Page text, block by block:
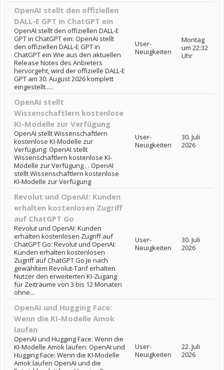
OpenAI stellt den offiziellen
DALL-E GPT in ChatGPT ein
OpenAI stellt den offiziellen DALL-E
GPT in ChatGPT ein: OpenAI stellt
den offiziellen DALL-E GPT in
ChatGPT ein Wie aus den aktuellen
Release Notes des Anbieters
hervorgeht, wird der offizielle DALL-E
GPT am 30. August 2026 komplett
eingestellt.....
User-
Neuigkeiten
Montag
um 22:32
Uhr
OpenAI stellt
Wissenschaftlern kostenlose
KI-Modelle zur Verfügung
OpenAI stellt Wissenschaftlern
kostenlose KI-Modelle zur
Verfügung: OpenAI stellt
Wissenschaftlern kostenlose KI-
Modelle zur Verfügung . . OpenAI
stellt Wissenschaftlern kostenlose
KI-Modelle zur Verfügung
User-
Neuigkeiten
30. Juli
2026
Revolut und OpenAI: Kunden
erhalten kostenlosen Zugriff
auf ChatGPT Go
Revolut und OpenAI: Kunden
erhalten kostenlosen Zugriff auf
ChatGPT Go: Revolut und OpenAI:
Kunden erhalten kostenlosen
Zugriff auf ChatGPT Go Je nach
gewähltem Revolut-Tarif erhalten
Nutzer den erweiterten KI-Zugang
für Zeiträume von 3 bis 12 Monaten
ohne...
User-
Neuigkeiten
30. Juli
2026
OpenAI und Hugging Face:
Wenn die KI-Modelle Amok
laufen
OpenAI und Hugging Face: Wenn die
KI-Modelle Amok laufen: OpenAI und
Hugging Face: Wenn die KI-Modelle
Amok laufen OpenAI und die
User-
Neuigkeiten
22. Juli
2026